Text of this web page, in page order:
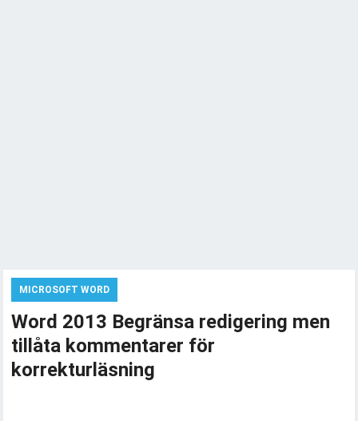
MICROSOFT WORD
Word 2013 Begränsa redigering men
tillåta kommentarer för
korrekturläsning